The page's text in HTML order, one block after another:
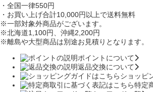
・全国一律550円
・お買い上げ合計10,000円 以上で送料無料
※一部対象外商品がございます。
※北海道1,100円、沖縄2,200円
※離島や大型商品は別途お見積りとなります。
ポイントについて
返品交換について
ショッピ
特定